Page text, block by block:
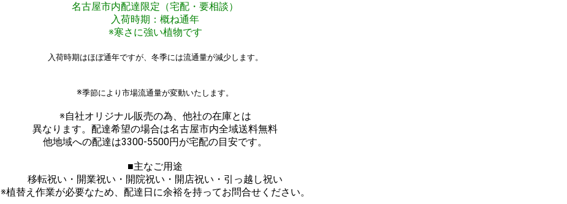
名古屋市内配達限定（宅配・要相談）
入荷時期：概ね通年
※寒さに強い植物です
入荷時期はほぼ通年ですが、冬季には流通量が減少します。
※季節により市場流通量が変動いたします。
※自社オリジナル販売の為、他社の在庫とは
異なります。配達希望の場合は名古屋市内全域送料無料
他地域への配達は3300-5500円が宅配の目安です。
■主なご用途
移転祝い・開業祝い・開院祝い・開店祝い・引っ越し祝い
※植替え作業が必要なため、配達日に余裕を持ってお問合せください。